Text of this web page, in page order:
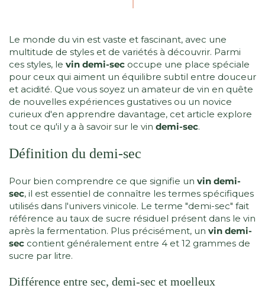
Le monde du vin est vaste et fascinant, avec une
multitude de styles et de variétés à découvrir. Parmi
ces styles, le vin demi-sec occupe une place spéciale
pour ceux qui aiment un équilibre subtil entre douceur
et acidité. Que vous soyez un amateur de vin en quête
de nouvelles expériences gustatives ou un novice
curieux d'en apprendre davantage, cet article explore
tout ce qu'il y a à savoir sur le vin demi-sec.
Définition du demi-sec
Pour bien comprendre ce que signifie un vin demi-
sec, il est essentiel de connaître les termes spécifiques
utilisés dans l'univers vinicole. Le terme "demi-sec" fait
référence au taux de sucre résiduel présent dans le vin
après la fermentation. Plus précisément, un vin demi-
sec contient généralement entre 4 et 12 grammes de
sucre par litre.
Différence entre sec, demi-sec et moelleux